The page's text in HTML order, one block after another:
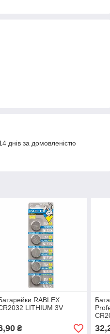
днів за домовленістю
RABLEX
LITHIUM 3V
₴
1/